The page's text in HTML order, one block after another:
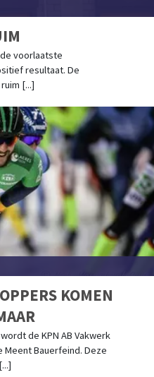
de voorlaatste
resultaat. De
[...]
KOMEN
de KPN AB Vakwerk
Meent Bauerfeind. Deze